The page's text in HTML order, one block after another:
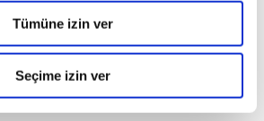
Tümüne izin ver
Seçime izin ver